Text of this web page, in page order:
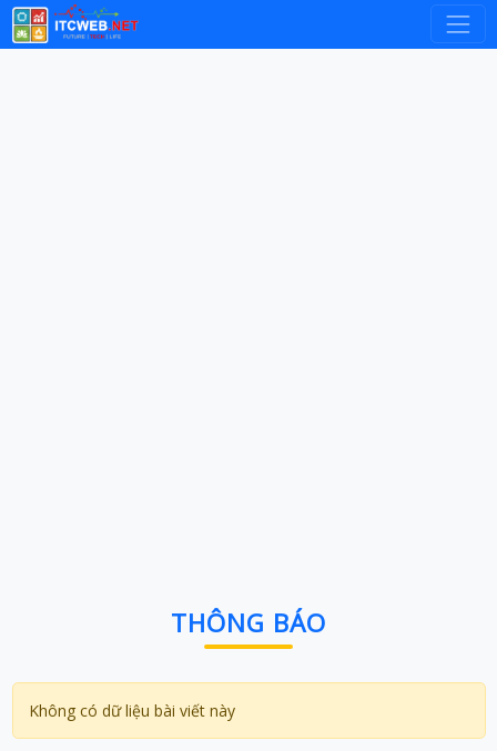
THÔNG BÁO
Không có dữ liệu bài viết này